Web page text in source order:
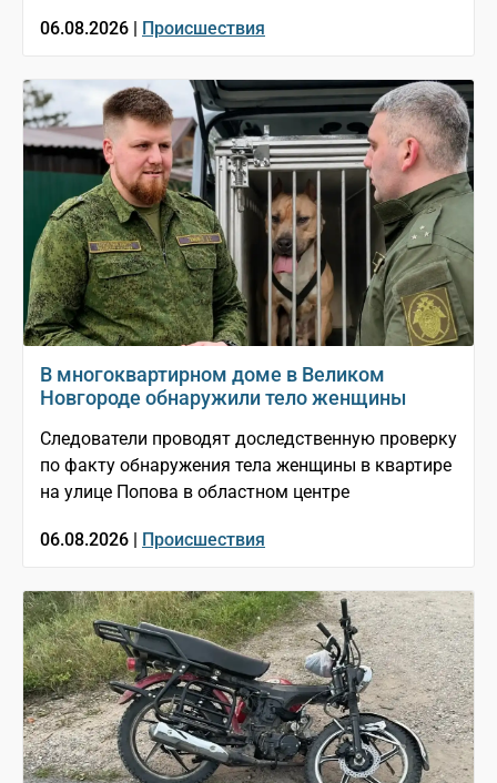
06.08.2026 | Происшествия
В многоквартирном доме в Великом
Новгороде обнаружили тело женщины
Следователи проводят доследственную проверку
по факту обнаружения тела женщины в квартире
на улице Попова в областном центре
06.08.2026 | Происшествия